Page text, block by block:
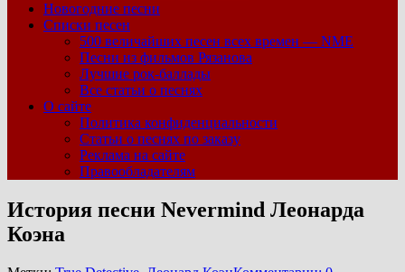
Новогодние песни
Списки песен
500 величайших песен всех времен — NME
Песни из фильмов Рязанова
Лучшие рок-баллады
Все статьи о песнях
О сайте
Политика конфиденциальности
Статьи о песнях по заказу
Реклама на сайте
Правообладателям
История песни Nevermind Леонарда
Коэна